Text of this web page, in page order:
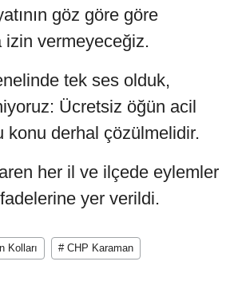
göz göre göre
izin vermeyeceğiz.
tek ses olduk,
Ücretsiz öğün acil
konu derhal çözülmelidir.
her il ve ilçede eylemler
yer verildi.
Kolları # CHP Karaman